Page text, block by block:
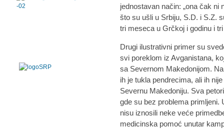
jednostavan način: „ona čak ni
što su ušli u Srbiju, S.D. i S.Z.
tri meseca u Grčkoj i godinu i
Drugi ilustrativni primer su
svi poreklom iz Avganistana,
sa Severnom Makedonijom.
ih je tukla pendrecima, ali ih
Severnu Makedoniju. Sva
gde su bez problema primljeni.
nisu iznosili neke veće
medicinska pomoć unutar